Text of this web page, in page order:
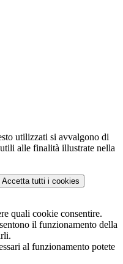
utilizzati si avvalgono di
alle finalità illustrate nella
Accetta tutti i cookies
quali cookie consentire.
il funzionamento della
al funzionamento potete